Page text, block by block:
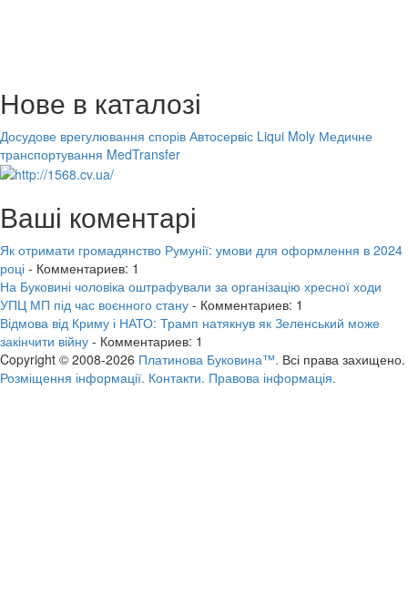
Нове в каталозі
Досудове врегулювання спорів Автосервіс Liqui Moly Медичне
транспортування MedTransfer
Ваші коментарі
Як отримати громадянство Румунії: умови для оформлення в 2024
році - Комментариев: 1
На Буковині чоловіка оштрафували за організацію хресної ходи
УПЦ МП під час воєнного стану - Комментариев: 1
Відмова від Криму і НАТО: Трамп натякнув як Зеленський може
закінчити війну - Комментариев: 1
Copyright © 2008-2026 Платинова Буковина™. Всі права захищено.
Розміщення інформації. Контакти. Правова інформація.